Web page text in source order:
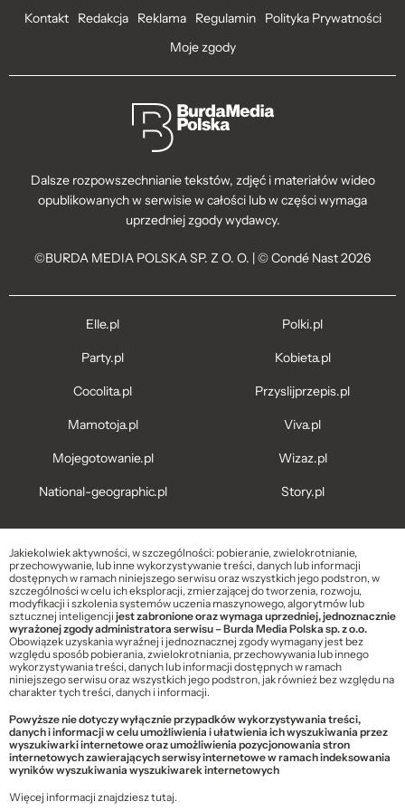
Kontakt Redakcja Reklama Regulamin
Polityka Prywatności
Moje zgody
Dalsze rozpowszechnianie tekstów, zdjęć i materiałów wideo
opublikowanych w serwisie w całości lub w części wymaga
uprzedniej zgody wydawcy.
©BURDA MEDIA POLSKA SP. Z O. O. | © Condé Nast 2026
Elle.pl
Party.pl
Cocolita.pl
Mamotoja.pl
Mojegotowanie.pl
National-geographic.pl
Polki.pl
Kobieta.pl
Przyslijprzepis.pl
Viva.pl
Wizaz.pl
Story.pl
Jakiekolwiek aktywności, w szczególności: pobieranie, zwielokrotnianie,
przechowywanie, lub inne wykorzystywanie treści, danych lub informacji
dostępnych w ramach niniejszego serwisu oraz wszystkich jego podstron, w
szczególności w celu ich eksploracji, zmierzającej do tworzenia, rozwoju,
modyfikacji i szkolenia systemów uczenia maszynowego, algorytmów lub
sztucznej inteligencjijest zabronione oraz wymaga uprzedniej, jednoznacznie
wyrażonej zgody administratora serwisu – Burda Media Polska sp. z o.o.
Obowiązek uzyskania wyraźnej i jednoznacznej zgody wymagany jest bez
względu sposób pobierania, zwielokrotniania, przechowywania lub innego
wykorzystywania treści, danych lub informacji dostępnych w ramach
niniejszego serwisu oraz wszystkich jego podstron, jak również bez względu na
charakter tych treści, danych i informacji.
Powyższe nie dotyczy wyłącznie przypadków wykorzystywania treści,
danych i informacji w celu umożliwienia i ułatwienia ich wyszukiwania przez
wyszukiwarki internetowe oraz umożliwienia pozycjonowania stron
internetowych zawierających serwisy internetowe w ramach indeksowania
wyników wyszukiwania wyszukiwarek internetowych
Więcej informacji znajdziesztutaj.